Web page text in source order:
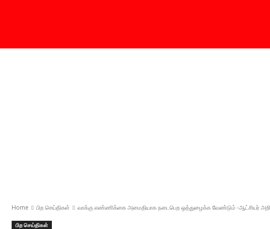
Home பிற செய்திகள் வாக்கு எண்ணிக்கை அமைதியாக நடைபெற ஒத்துழைக்க வேண்டும் -ஆட்சியர்
பிற செய்திகள்